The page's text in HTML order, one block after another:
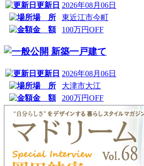
更新日 2026年08月06日
場 所
東近江市今町
金 額
100万円OFF
新築一戸建て
更新日 2026年08月06日
場 所
大津市大江
金 額
200万円OFF